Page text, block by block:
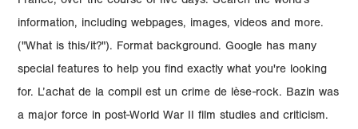
information, including webpages, images, videos and more.
("What is this/it?"). Format background. Google has many
special features to help you find exactly what you're looking
for. L’achat de la compil est un crime de lèse-rock. Bazin was
a major force in post-World War II film studies and criticism.